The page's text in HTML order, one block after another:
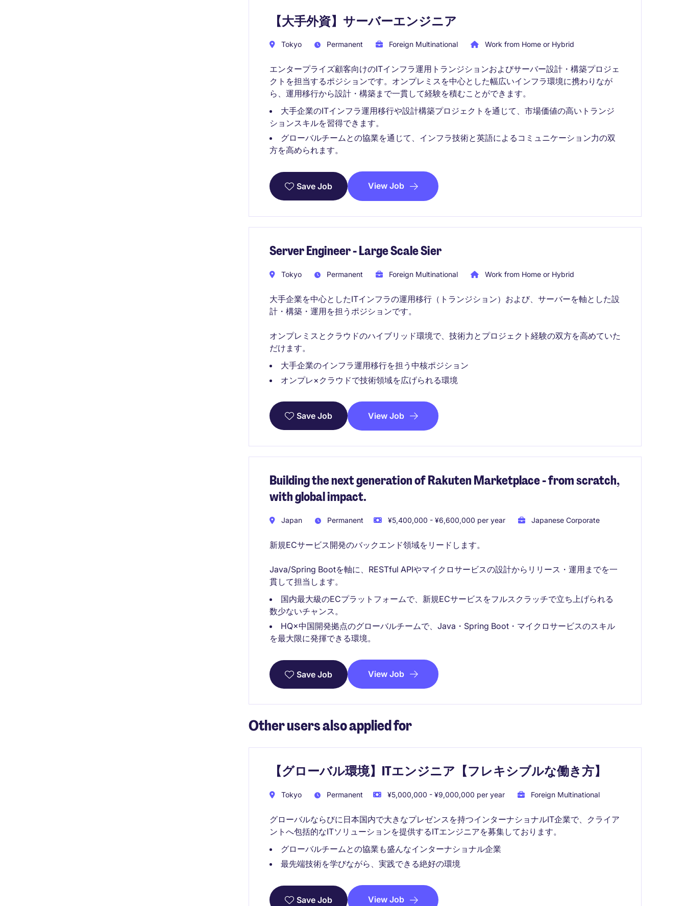
【大手外資】サーバーエンジニア
Tokyo Permanent Foreign Multinational Work from Home or Hybrid
エンタープライズ顧客向けのITインフラ運用トランジションおよびサーバー設計・構築プロジェ
クトを担当するポジションです。オンプレミスを中心とした幅広いインフラ環境に携わりなが
ら、運用移行から設計・構築まで一貫して経験を積むことができます。
大手企業のITインフラ運用移行や設計構築プロジェクトを通じて、市場価値の高いトランジ
ションスキルを習得できます。
グローバルチームとの協業を通じて、インフラ技術と英語によるコミュニケーション力の双
方を高められます。
Save Job View Job
Server Engineer - Large Scale Sier
Tokyo Permanent Foreign Multinational Work from Home or Hybrid
大手企業を中心としたITインフラの運用移行（トランジション）および、サーバーを軸とした設
計・構築・運用を担うポジションです。
オンプレミスとクラウドのハイブリッド環境で、技術力とプロジェクト経験の双方を高めていた
だけます。
大手企業のインフラ運用移行を担う中核ポジション
オンプレ×クラウドで技術領域を広げられる環境
Save Job View Job
Building the next generation of Rakuten Marketplace - from scratch,
with global impact.
Japan Permanent ¥5,400,000 - ¥6,600,000 per year Japanese Corporate
新規ECサービス開発のバックエンド領域をリードします。
Java/Spring Bootを軸に、RESTful APIやマイクロサービスの設計からリリース・運用までを一
貫して担当します。
国内最大級のECプラットフォームで、新規ECサービスをフルスクラッチで立ち上げられる
数少ないチャンス。
HQ×中国開発拠点のグローバルチームで、Java・Spring Boot・マイクロサービスのスキル
を最大限に発揮できる環境。
Save Job View Job
Other users also applied for
【グローバル環境】ITエンジニア【フレキシブルな働き方】
Tokyo Permanent ¥5,000,000 - ¥9,000,000 per year Foreign Multinational
グローバルならびに日本国内で大きなプレゼンスを持つインターナショナルIT企業で、クライア
ントへ​包括的なITソリューションを提供するITエンジニアを募集しております。
グローバルチームとの協業も盛んなインターナショナル企業
最先端技術を学びながら、実践できる絶好の環境
Save Job View Job